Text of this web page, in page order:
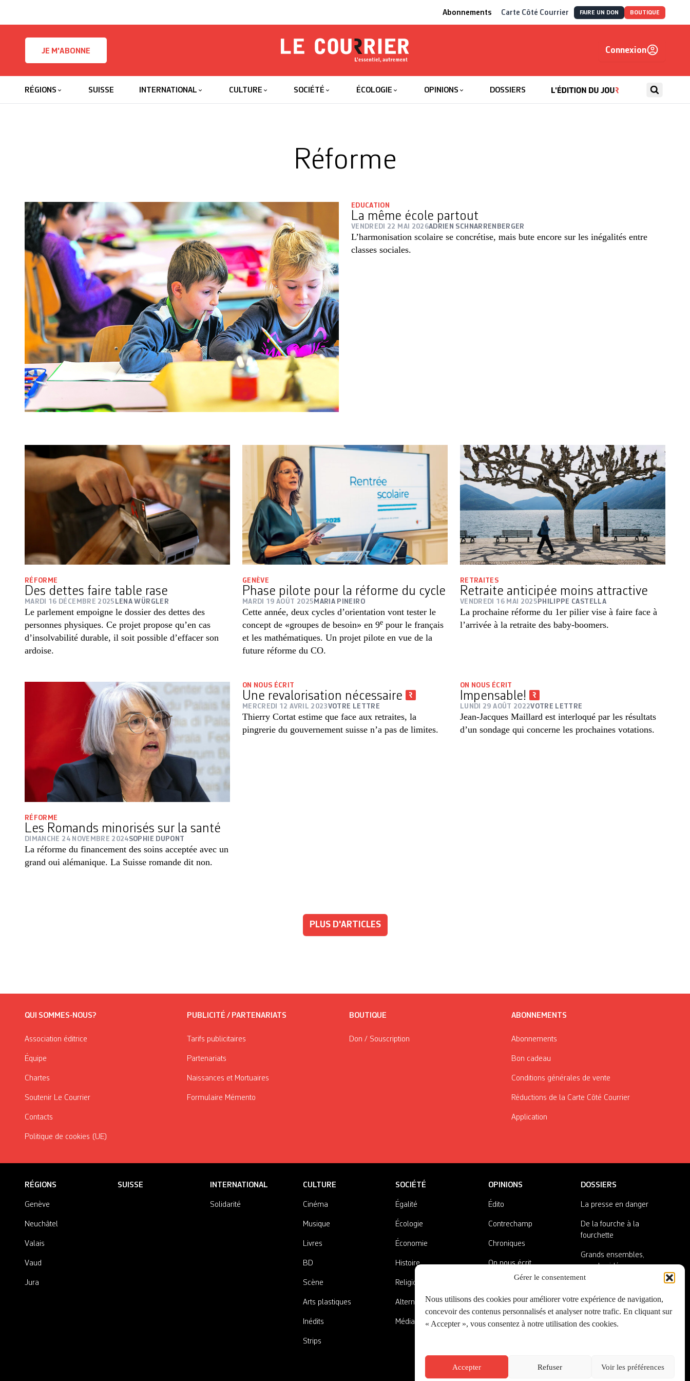
Gérer le consentement
Nous utilisons des cookies pour améliorer votre expérience de navigation,
concevoir des contenus personnalisés et analyser notre trafic. En cliquant sur
« Accepter », vous consentez à notre utilisation des cookies.
Accepter Refuser Voir les préférences
Abonnements Carte Côté Courrier FAIRE UN DON BOUTIQUE
JE M'ABONNE
Le Courrier
Connexion
RÉGIONS SUISSE INTERNATIONAL CULTURE SOCIÉTÉ ÉCOLOGIE OPINIONS DOSSIERS
Réforme
EDUCATION
La même école partout
VENDREDI 22 MAI 2026ADRIEN SCHNARRENBERGER
L’harmonisation scolaire se concrétise, mais bute encore sur les inégalités entre
classes sociales.
RÉFORME
Des dettes faire table rase
MARDI 16 DÉCEMBRE 2025 LENA WÜRGLER
Le parlement empoigne le dossier des dettes des
personnes physiques. Ce projet propose qu’en cas
d’insolvabilité durable, il soit possible d’effacer son
ardoise.
GENÈVE
Phase pilote pour la réforme du cycle
MARDI 19 AOÛT 2025 MARIA PINEIRO
Cette année, deux cycles d’orientation vont tester le
concept de «groupes de besoin» en 9e pour le français
et les mathématiques. Un projet pilote en vue de la
future réforme du CO.
RETRAITES
Retraite anticipée moins attractive
VENDREDI 16 MAI 2025 PHILIPPE CASTELLA
La prochaine réforme du 1er pilier vise à faire face à
l’arrivée à la retraite des baby-boomers.
RÉFORME
Les Romands minorisés sur la santé
DIMANCHE 24 NOVEMBRE 2024SOPHIE DUPONT
La réforme du financement des soins acceptée avec un
grand oui alémanique. La Suisse romande dit non.
ON NOUS ÉCRIT
Une revalorisation nécessaire
MERCREDI 12 AVRIL 2023VOTRE LETTRE
Thierry Cortat estime que face aux retraites, la
pingrerie du gouvernement suisse n’a pas de limites.
ON NOUS ÉCRIT
Impensable!
LUNDI 29 AOÛT 2022VOTRE LETTRE
Jean-Jacques Maillard est interloqué par les résultats
d’un sondage qui concerne les prochaines votations.
PLUS D'ARTICLES
QUI SOMMES-NOUS?
Association éditrice
Équipe
Chartes
Soutenir Le Courrier
Contacts
Politique de cookies (UE)
PUBLICITÉ / PARTENARIATS
Tarifs publicitaires
Partenariats
Naissances et Mortuaires
Formulaire Mémento
BOUTIQUE
Don / Souscription
ABONNEMENTS
Abonnements
Bon cadeau
Conditions générales de vente
Réductions de la Carte Côté Courrier
Application
RÉGIONS
Genève
Neuchâtel
Valais
Vaud
Jura
SUISSE INTERNATIONAL
Solidarité
CULTURE
Cinéma
Musique
Livres
BD
Scène
Arts plastiques
Inédits
Strips
SOCIÉTÉ
Égalité
Écologie
Économie
Histoire
Religions
Alternatives
Médias
OPINIONS
Édito
Contrechamp
Chroniques
On nous écrit
A côté de la plaque
DOSSIERS
La presse en danger
De la fourche à la
fourchette
Grands ensembles,
grandes idées